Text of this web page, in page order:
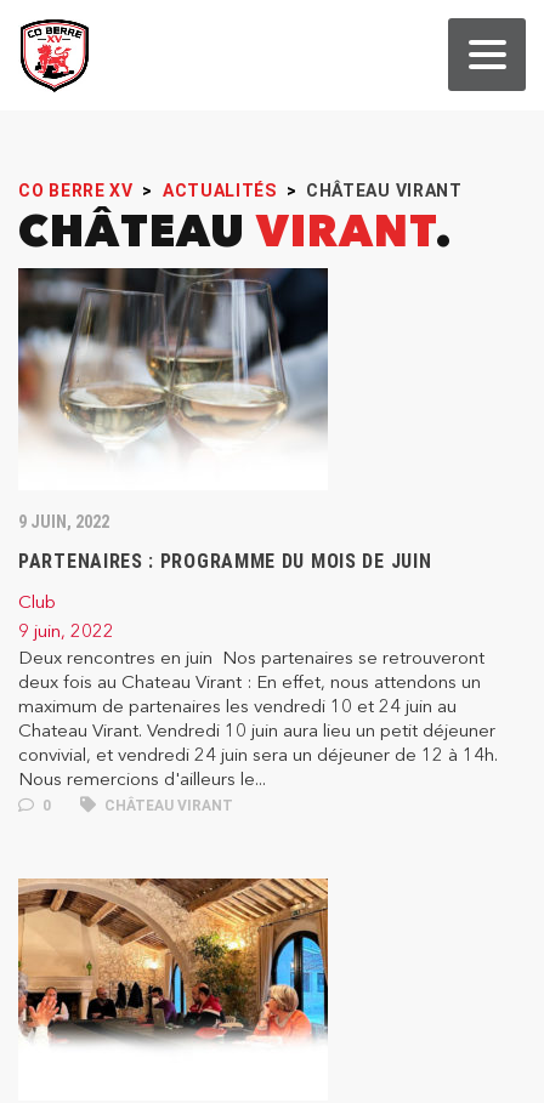
CO BERRE XV > ACTUALITÉS > CHÂTEAU VIRANT
CHÂTEAUVIRANT
9 JUIN, 2022
PARTENAIRES : PROGRAMME DU MOIS DE JUIN
Club
9 juin, 2022
Deux rencontres en juin Nos partenaires se retrouveront
deux fois au Chateau Virant : En effet, nous attendons un
maximum de partenaires les vendredi 10 et 24 juin au
Chateau Virant. Vendredi 10 juin aura lieu un petit déjeuner
convivial, et vendredi 24 juin sera un déjeuner de 12 à 14h.
Nous remercions d'ailleurs le...
0 CHÂTEAU VIRANT